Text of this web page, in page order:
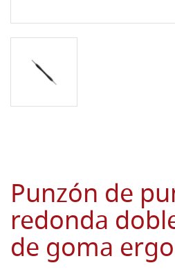
Punzón de
redonda
de goma